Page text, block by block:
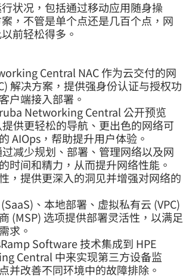
状况，包括通过移动应用随身操
，不管是单个点还是几百个点，网
前轻松得多。
Central NAC 作为云交付的网
解决方案，提供强身份认证与授权功
户端接入部署。
Networking Central 公开预览
供更轻松的导航、更出色的网络可
AIOps，帮助提升用户体验。
减少规划、部署、管理网络以及网
时间和精力，从而提升网络性能。
，提供更深入的洞见并增强对网络的
、本地部署、虚拟私有云 (VPC)
(MSP) 选项提供部署灵活性，以满足
求。
Software 技术集成到 HPE
Central 中来实现第三方设备监
并改善不同环境中的故障排除。